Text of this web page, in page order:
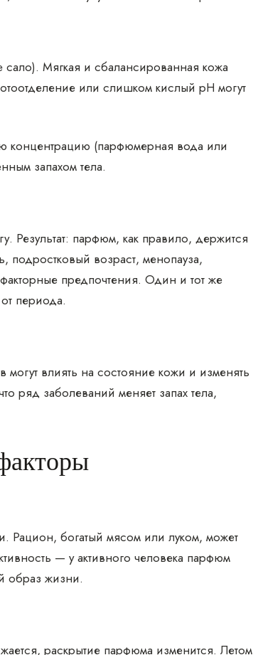
Мягкая и сбалансированная кожа
или слишком кислый pH могут
концентрацию (парфюмерная вода или
запахом тела.
Результат: парфюм, как правило, держится
возраст, менопауза,
предпочтения. Один и тот же
периода.
влиять на состояние кожи и изменять
ряд заболеваний меняет запах тела,
Рацион, богатый мясом или луком, может
— у активного человека парфюм
образ жизни.
раскрытие парфюма изменится. Летом